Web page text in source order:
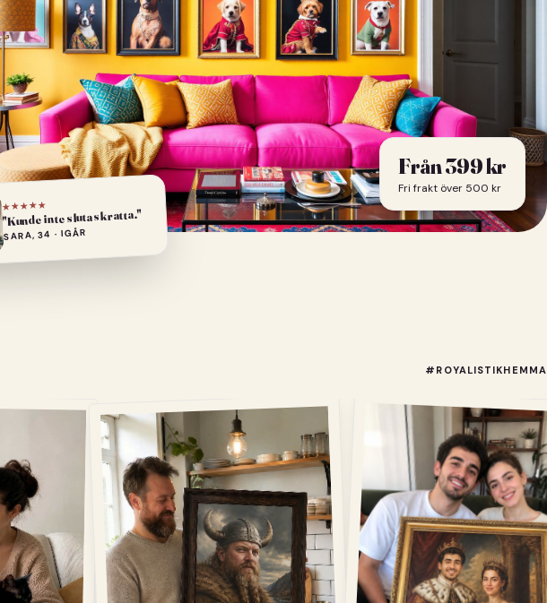
Från 399 kr
Fri frakt över 500 kr
★★★★★
"Kunde inte sluta skratta."
SARA, 34 · IGÅR
#ROYALISTIKHEMMA